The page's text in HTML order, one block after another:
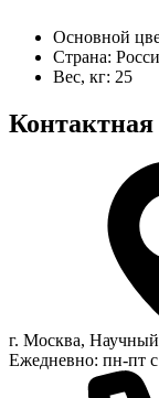
Основной
Страна:
Вес, кг: 25
г. Москва,
Ежедневно: пн-пт